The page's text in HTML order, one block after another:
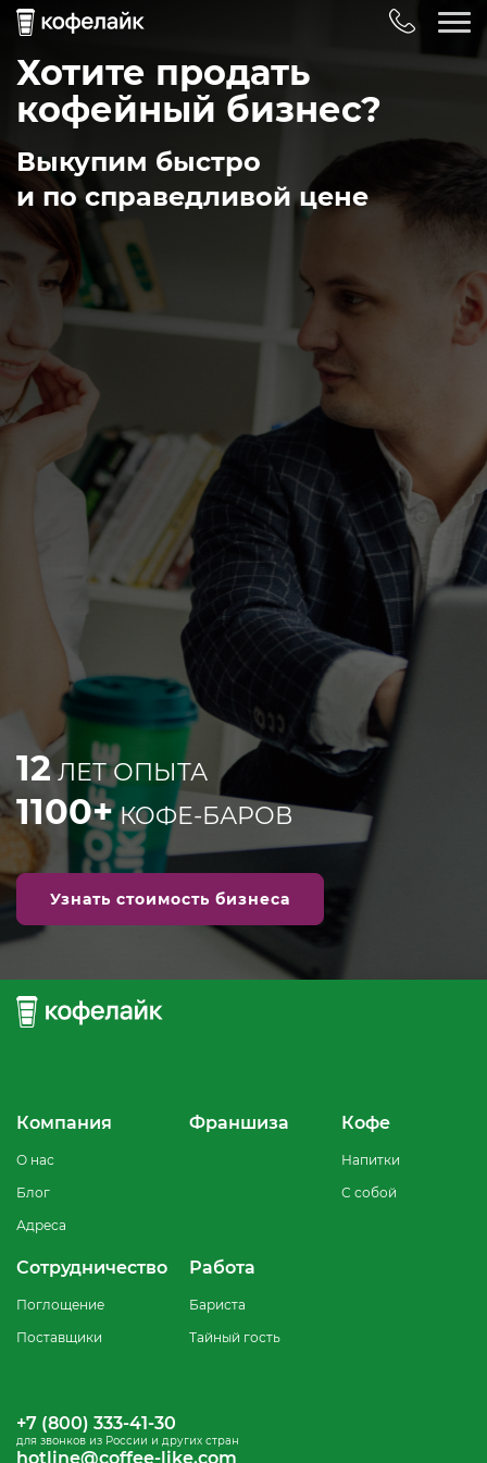
Хотите продать
кофейный бизнес?
Выкупим быстро
и по справедливой цене
12ЛЕТ ОПЫТА
1100+КОФЕ-БАРОВ
Узнать стоимость бизнеса
Компания
О нас
Блог
Адреса
Кофе
Напитки
С собой
Франшиза
Сотрудничество
Поглощение
Поставщики
Работа
Бариста
Тайный гость
+7 (800) 333-41-30
для звонков из России и других стран
hotline@coffee-like.com